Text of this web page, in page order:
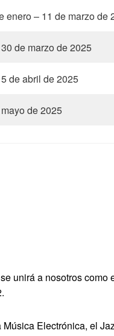
enero – 11 de marzo de
de marzo de 2025
de abril de 2025
de 2025
unirá a nosotros como
Electrónica, el